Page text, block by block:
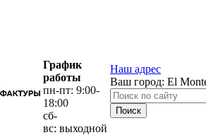
График
работы
пн-пт: 9:00-
18:00
сб-
вс: выходной
Наш адрес
Ваш город: El